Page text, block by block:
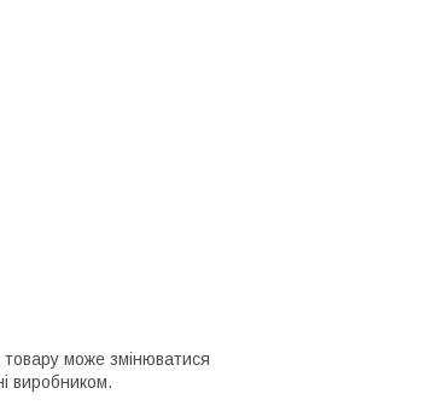
товару може змінюватися
виробником.